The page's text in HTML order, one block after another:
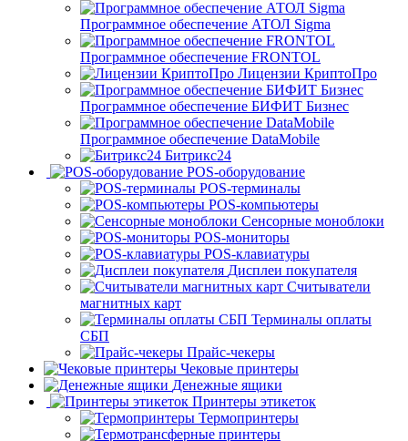
Программное обеспечение АТОЛ Sigma
Программное обеспечение FRONTOL
Лицензии КриптоПро
Программное обеспечение БИФИТ Бизнес
Программное обеспечение DataMobile
Битрикс24
POS-оборудование
POS-терминалы
POS-компьютеры
Сенсорные моноблоки
POS-мониторы
POS-клавиатуры
Дисплеи покупателя
Считыватели
магнитных карт
Терминалы оплаты
СБП
Прайс-чекеры
Чековые принтеры
Денежные ящики
Принтеры этикеток
Термопринтеры